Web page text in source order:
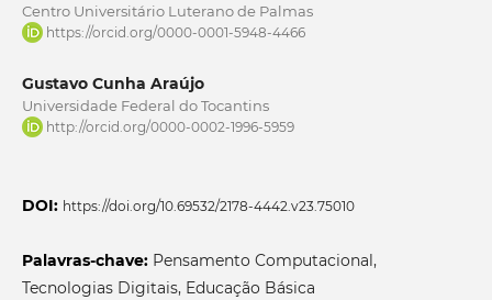
Centro Universitário Luterano de Palmas
https://orcid.org/0000-0001-5948-4466
Gustavo Cunha Araújo
Universidade Federal do Tocantins
http://orcid.org/0000-0002-1996-5959
DOI: https://doi.org/10.69532/2178-4442.v23.75010
Palavras-chave: Pensamento Computacional,
Tecnologias Digitais, Educação Básica